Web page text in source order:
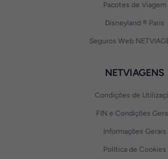
Pacotes de Viagem
Disneyland ® Paris
Seguros Web
NETVIAGENS
Condições de
FIN e Condições
Informações Gerais
Política de Cookies